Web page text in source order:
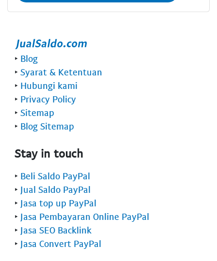
‣ Blog
‣ Syarat & Ketentuan
‣ Hubungi kami
‣ Privacy Policy
‣ Sitemap
‣ Blog Sitemap
Stay in touch
‣ Beli Saldo PayPal
‣ Jual Saldo PayPal
‣ Jasa top up PayPal
‣ Jasa Pembayaran Online PayPal
‣ Jasa SEO Backlink
‣ Jasa Convert PayPal